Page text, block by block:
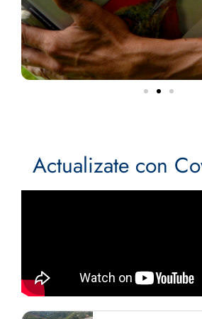
Actualizate con